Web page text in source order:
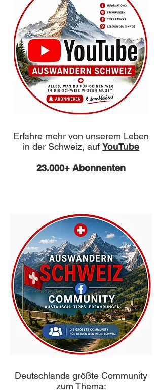
Erfahre mehr von unserem Leben
in der Schweiz, auf YouTube
23.000+ Abonnenten
Deutschlands größte Community
zum Thema: